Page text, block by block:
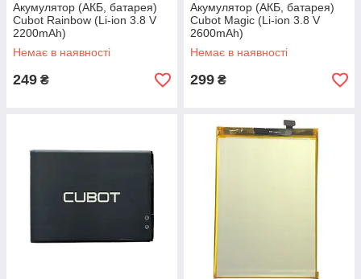
Акумулятор (АКБ, батарея)
Cubot Rainbow (Li-ion 3.8 V
2200mAh)
Немає в наявності
249 ₴
Акумулятор (АКБ, батарея)
Cubot Magic (Li-ion 3.8 V
2600mAh)
Немає в наявності
299 ₴